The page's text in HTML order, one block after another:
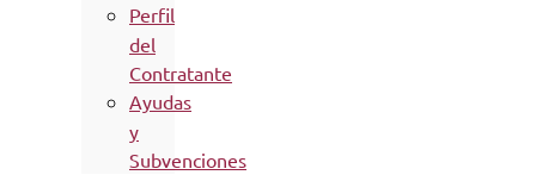
Perfil
del
Contratante
Ayudas
y
Subvenciones